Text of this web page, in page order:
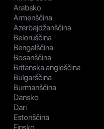
Arabsko
Armenščina
Azerbajdžanščina
Beloruščina
Bengalščina
Bosanščina
Britanska angleščina
Bulgarščina
Burmanščina
Dansko
Dari
Estonščina